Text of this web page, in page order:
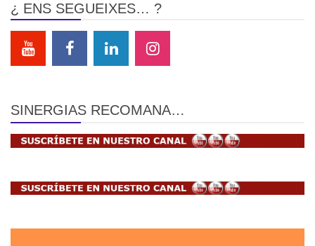
¿ ENS SEGUEIXES… ?
SINERGIAS RECOMANA…